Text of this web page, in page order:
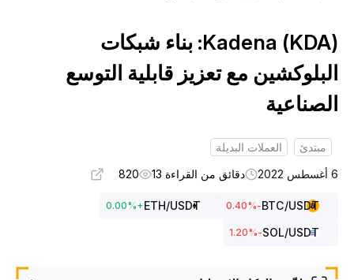
Kadena (KDA): بناء شبكات
مع تعزيز قابلية التوسع
مبتدئ
العملات البديلة
دقائق من القراءة 13 820
BTC/USDT
-0.40
%
ETH/USDT
+
0.00%
SOL/USDT
-1.20
%